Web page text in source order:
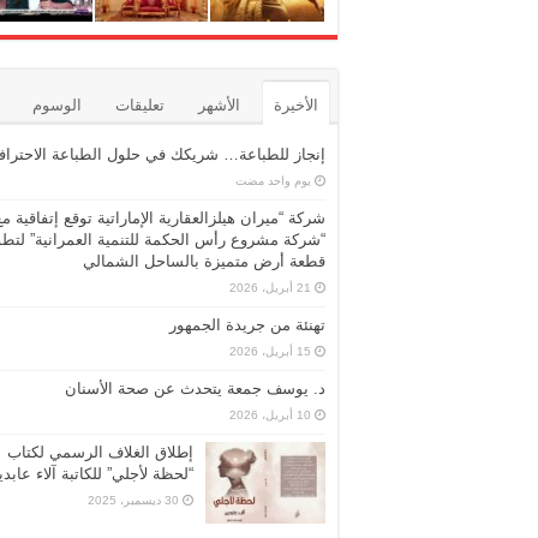
الأخيرة الأشهر تعليقات الوسوم
إنجاز للطباعة… شريكك في حلول الطباعة
‏يوم واحد مضت
شركة “ميران هيلزالعقارية الإماراتية توقع إتفاقية
“شركة مشروع رأس الحكمة للتنمية العمرانية”
قطعة أرض متميزة بالساحل الشمالي
21 أبريل، 2026
تهنئة من جريدة الجمهور
15 أبريل، 2026
د. يوسف جمعة يتحدث عن صحة الأسنان
10 أبريل، 2026
إطلاق الغلاف الرسمي لكتاب
“لحظة لأجلي” للكاتبة آلاء
30 ديسمبر، 2025